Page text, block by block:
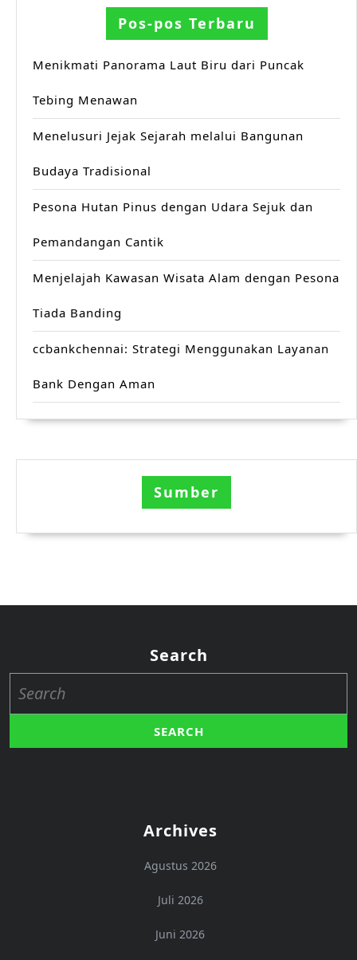
Pos-pos Terbaru
Menikmati Panorama Laut Biru dari Puncak
Tebing Menawan
Menelusuri Jejak Sejarah melalui Bangunan
Budaya Tradisional
Pesona Hutan Pinus dengan Udara Sejuk dan
Pemandangan Cantik
Menjelajah Kawasan Wisata Alam dengan Pesona
Tiada Banding
ccbankchennai: Strategi Menggunakan Layanan
Bank Dengan Aman
Sumber
Search
for:
Archives
Agustus 2026
Juli 2026
Juni 2026